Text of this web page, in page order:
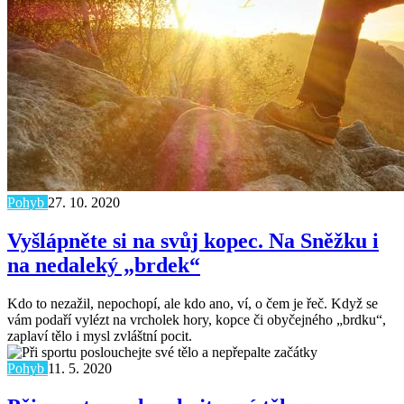
Pohyb 27. 10. 2020
Vyšlápněte si na svůj kopec. Na Sněžku i
na nedaleký „brdek“
Kdo to nezažil, nepochopí, ale kdo ano, ví, o čem je řeč. Když se
vám podaří vylézt na vrcholek hory, kopce či obyčejného „brdku“,
zaplaví tělo i mysl zvláštní pocit.
Pohyb 11. 5. 2020